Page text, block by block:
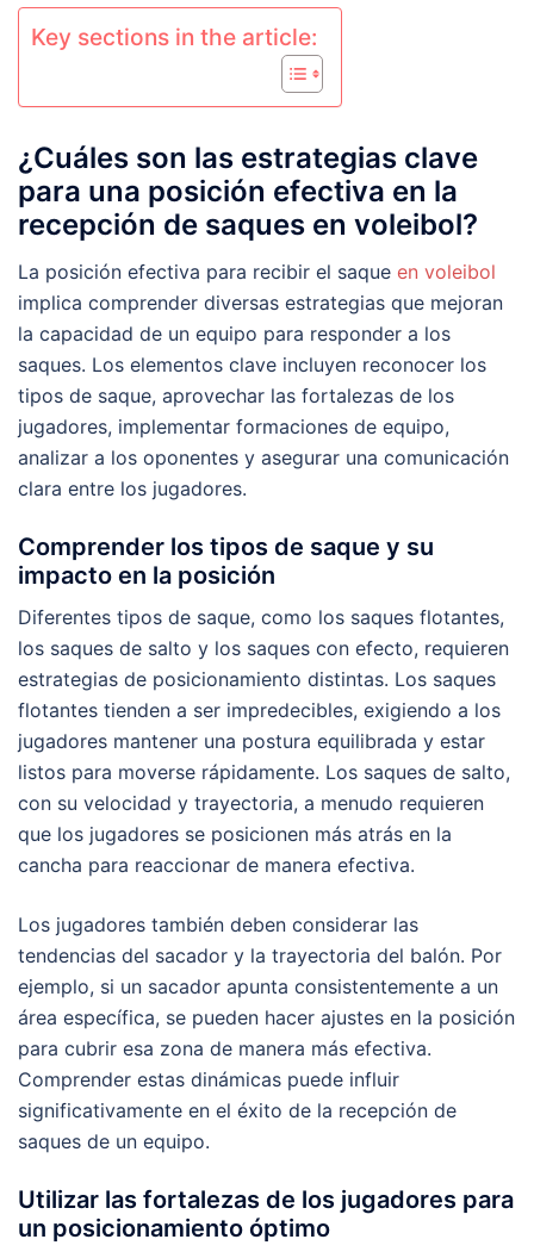
Key sections in the article:
¿Cuáles son las estrategias clave
para una posición efectiva en la
recepción de saques en voleibol?
La posición efectiva para recibir el saque en voleibol
implica comprender diversas estrategias que mejoran
la capacidad de un equipo para responder a los
saques. Los elementos clave incluyen reconocer los
tipos de saque, aprovechar las fortalezas de los
jugadores, implementar formaciones de equipo,
analizar a los oponentes y asegurar una comunicación
clara entre los jugadores.
Comprender los tipos de saque y su
impacto en la posición
Diferentes tipos de saque, como los saques flotantes,
los saques de salto y los saques con efecto, requieren
estrategias de posicionamiento distintas. Los saques
flotantes tienden a ser impredecibles, exigiendo a los
jugadores mantener una postura equilibrada y estar
listos para moverse rápidamente. Los saques de salto,
con su velocidad y trayectoria, a menudo requieren
que los jugadores se posicionen más atrás en la
cancha para reaccionar de manera efectiva.
Los jugadores también deben considerar las
tendencias del sacador y la trayectoria del balón. Por
ejemplo, si un sacador apunta consistentemente a un
área específica, se pueden hacer ajustes en la posición
para cubrir esa zona de manera más efectiva.
Comprender estas dinámicas puede influir
significativamente en el éxito de la recepción de
saques de un equipo.
Utilizar las fortalezas de los jugadores para
un posicionamiento óptimo